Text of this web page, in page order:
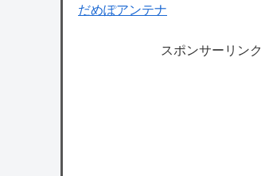
だめぽアンテナ
スポンサーリンク